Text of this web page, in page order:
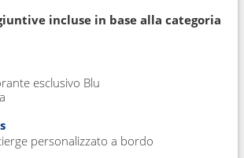
incluse in base alla categoria
esclusivo Blu
personalizzato a bordo